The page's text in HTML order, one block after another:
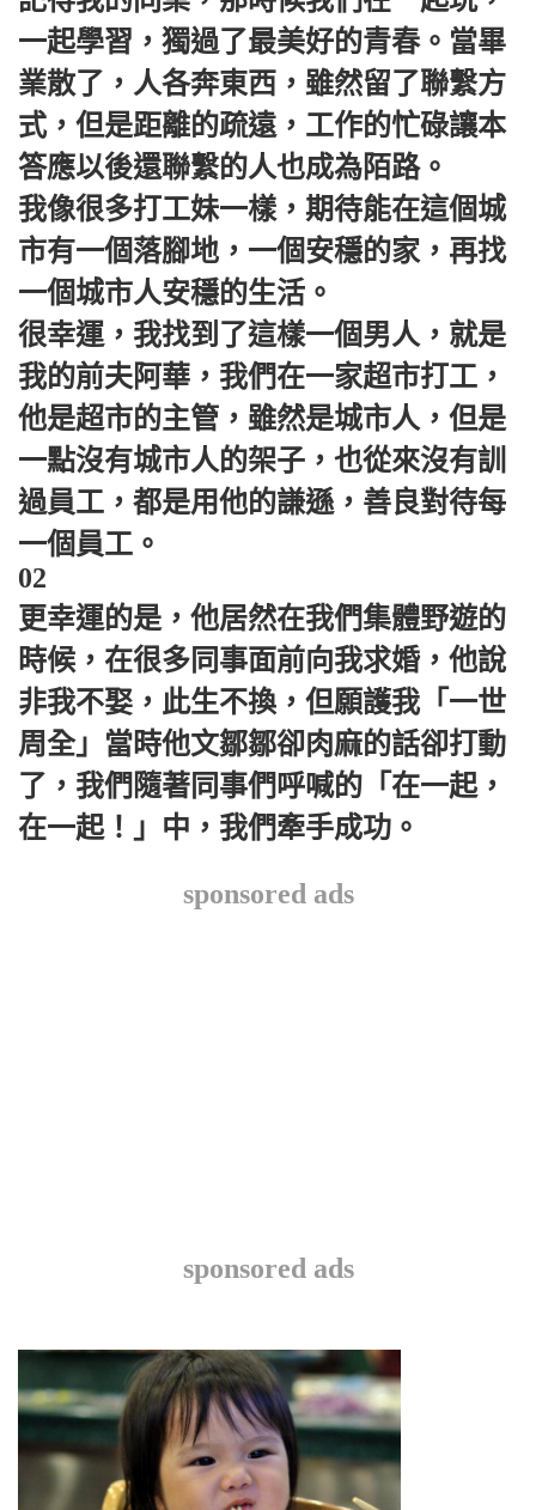
一起學習，獨過了最美好的青春。當畢
業散了，人各奔東西，雖然留了聯繫方
式，但是距離的疏遠，工作的忙碌讓本
答應以後還聯繫的人也成為陌路。
我像很多打工妹一樣，期待能在這個城
市有一個落腳地，一個安穩的家，再找
一個城市人安穩的生活。
很幸運，我找到了這樣一個男人，就是
我的前夫阿華，我們在一家超市打工，
他是超市的主管，雖然是城市人，但是
一點沒有城市人的架子，也從來沒有訓
過員工，都是用他的謙遜，善良對待每
一個員工。
02
更幸運的是，他居然在我們集體野遊的
時候，在很多同事面前向我求婚，他說
非我不娶，此生不換，但願護我「一世
周全」當時他文鄒鄒卻肉麻的話卻打動
了，我們隨著同事們呼喊的「在一起，
在一起！」中，我們牽手成功。
sponsored ads
sponsored ads